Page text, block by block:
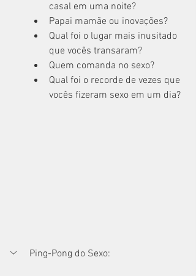
casal em uma noite?
Papai mamãe ou inovações?
Qual foi o lugar mais inusitado
que vocês transaram?
Quem comanda no sexo?
Qual foi o recorde de vezes que
vocês fizeram sexo em um dia?
Ping-Pong do Sexo: